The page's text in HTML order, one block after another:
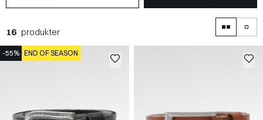
16 produkter
-55% END OF SEASON